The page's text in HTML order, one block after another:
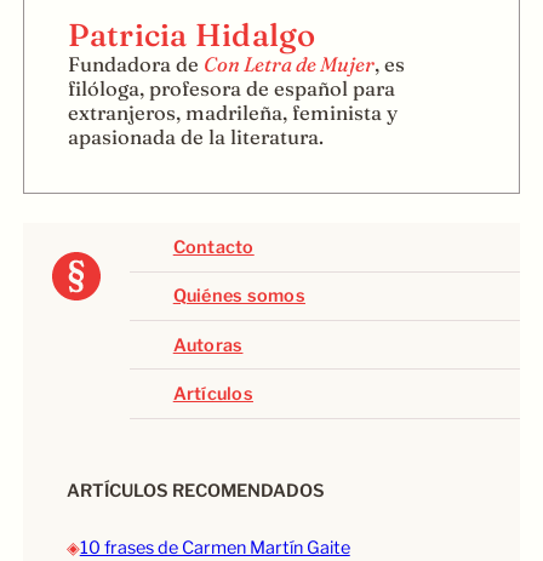
Patricia Hidalgo
Fundadora de Con Letra de Mujer, es
filóloga, profesora de español para
extranjeros, madrileña, feminista y
apasionada de la literatura.
Contacto
Quiénes somos
Autoras
Artículos
ARTÍCULOS RECOMENDADOS
◈10 frases de Carmen Martín Gaite